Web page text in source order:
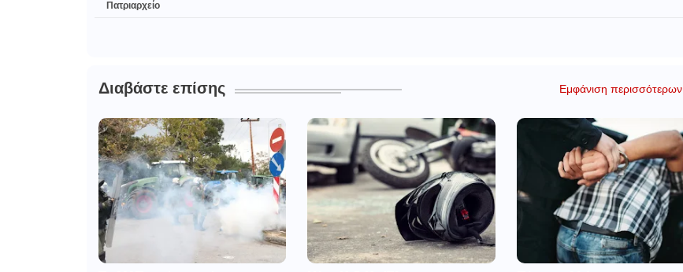
Πατριαρχείο
Διαβάστε επίσης Εμφάνιση περισσότερων